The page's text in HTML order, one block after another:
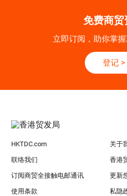
免费商贸
立即订阅，助你掌
登记 >
HKTDC.com 关于
联络我们 香港
订阅商贸全接触电邮通讯 更新
使用条款 私隐